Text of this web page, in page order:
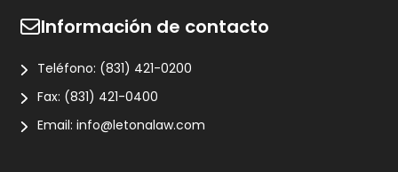
Información de contacto
Teléfono: (831) 421-0200
Fax: (831) 421-0400
Email:info@letonalaw.com